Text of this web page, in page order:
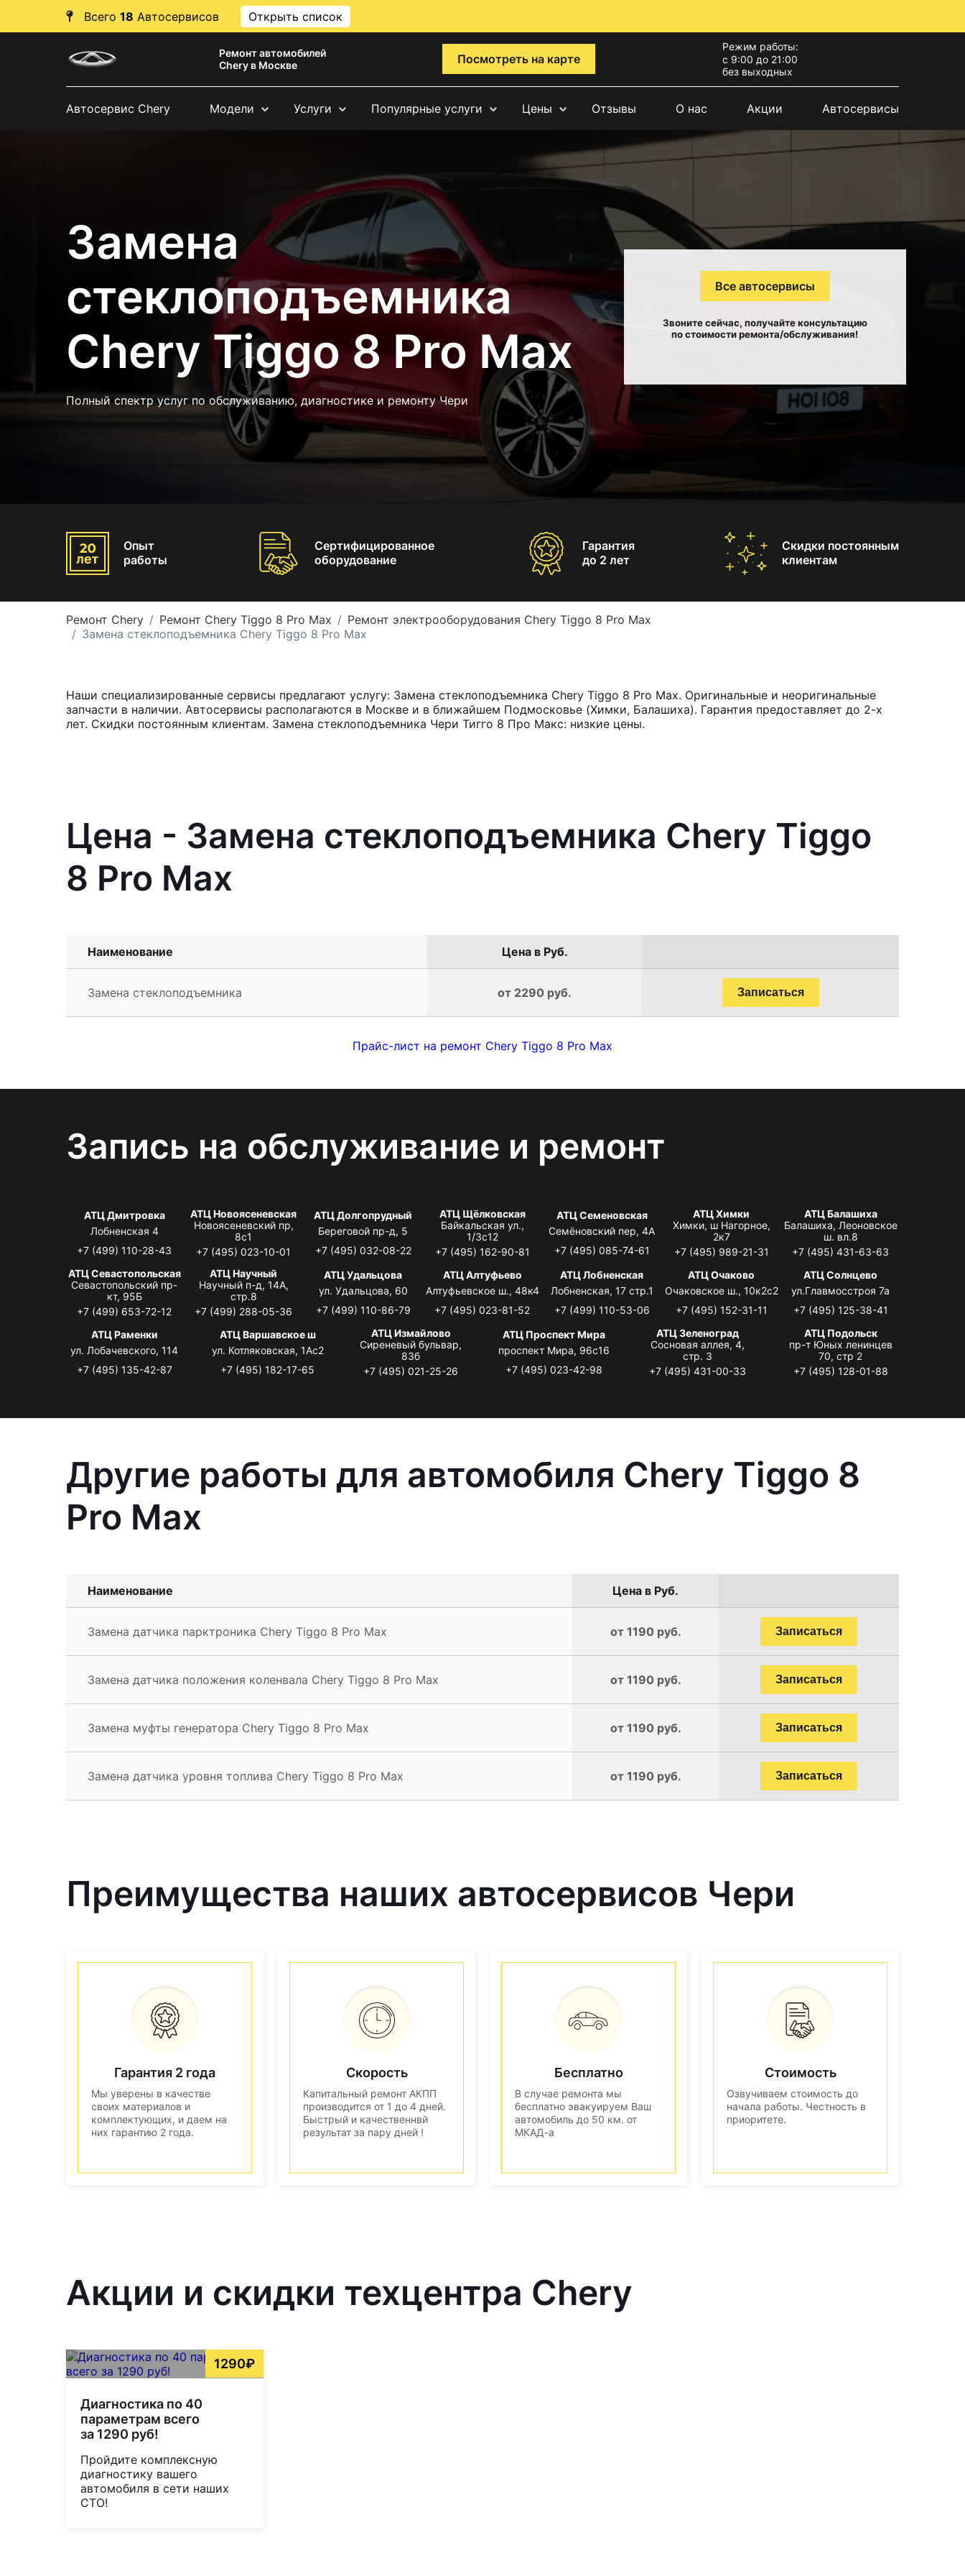
Всего 18 Автосервисов Открыть список
Ремонт автомобилей
Chery в Москве
Посмотреть на карте
Режим работы:
с 9:00 до 21:00
без выходных
Автосервис Chery Модели Услуги Популярные услуги Цены Отзывы О нас Акции Автосервисы
Замена
стеклоподъемника
Chery Tiggo 8 Pro Max
Полный спектр услуг по обслуживанию, диагностике и ремонту Чери
Все автосервисы
Звоните сейчас, получайте консультацию
по стоимости ремонта/обслуживания!
Опыт
работы
Сертифицированное
оборудование
Гарантия
до 2 лет
Скидки постоянным
клиентам
Ремонт Chery Ремонт Chery Tiggo 8 Pro Max
Ремонт электрооборудования Chery Tiggo 8 Pro Max
Замена стеклоподъемника Chery Tiggo 8 Pro Max
Наши специализированные сервисы предлагают услугу: Замена стеклоподъемника Chery Tiggo 8 Pro Max. Оригинальные и неоригинальные
запчасти в наличии. Автосервисы располагаются в Москве и в ближайшем Подмосковье (Химки, Балашиха). Гарантия предоставляет до 2-х
лет. Скидки постоянным клиентам. Замена стеклоподъемника Чери Тигго 8 Про Макс: низкие цены.
Цена - Замена стеклоподъемника Chery Tiggo
8 Pro Max
Наименование Цена в Руб.
Замена стеклоподъемника от 2290 руб. Записаться
Прайс-лист на ремонт Chery Tiggo 8 Pro Max
Запись на обслуживание и ремонт
АТЦ Дмитровка
Лобненская 4
+7 (499) 110-28-43
АТЦ Новоясеневская
Новоясеневский пр,
8с1
+7 (495) 023-10-01
АТЦ Долгопрудный
Береговой пр-д, 5
+7 (495) 032-08-22
АТЦ Щёлковская
Байкальская ул.,
1/3с12
+7 (495) 162-90-81
АТЦ Семеновская
Семёновский пер, 4А
+7 (495) 085-74-61
АТЦ Химки
Химки, ш Нагорное,
2к7
+7 (495) 989-21-31
АТЦ Балашиха
Балашиха, Леоновское
ш. вл.8
+7 (495) 431-63-63
АТЦ Севастопольская
Севастопольский пр-
кт, 95Б
+7 (499) 653-72-12
АТЦ Научный
Научный п-д, 14А,
стр.8
+7 (499) 288-05-36
АТЦ Удальцова
ул. Удальцова, 60
+7 (499) 110-86-79
АТЦ Алтуфьево
Алтуфьевское ш., 48к4
+7 (495) 023-81-52
АТЦ Лобненская
Лобненская, 17 стр.1
+7 (499) 110-53-06
АТЦ Очаково
Очаковское ш., 10к2с2
+7 (495) 152-31-11
АТЦ Солнцево
ул.Главмосстроя 7а
+7 (495) 125-38-41
АТЦ Раменки
ул. Лобачевского, 114
+7 (495) 135-42-87
АТЦ Варшавское ш
ул. Котляковская, 1Ас2
+7 (495) 182-17-65
АТЦ Измайлово
Сиреневый бульвар,
83б
+7 (495) 021-25-26
АТЦ Проспект Мира
проспект Мира, 96с16
+7 (495) 023-42-98
АТЦ Зеленоград
Сосновая аллея, 4,
стр. 3
+7 (495) 431-00-33
АТЦ Подольск
пр-т Юных ленинцев
70, стр 2
+7 (495) 128-01-88
Другие работы для автомобиля Chery Tiggo 8
Pro Max
Наименование Цена в Руб.
Замена датчика парктроника Chery Tiggo 8 Pro Max от 1190 руб. Записаться
Замена датчика положения коленвала Chery Tiggo 8 Pro Max от 1190 руб. Записаться
Замена муфты генератора Chery Tiggo 8 Pro Max от 1190 руб. Записаться
Замена датчика уровня топлива Chery Tiggo 8 Pro Max от 1190 руб. Записаться
Преимущества наших автосервисов Чери
Гарантия 2 года
Мы уверены в качестве
своих материалов и
комплектующих, и даем на
них гарантию 2 года.
Скорость
Капитальный ремонт АКПП
производится от 1 до 4 дней.
Быстрый и качественнвй
результат за пару дней !
Бесплатно
В случае ремонта мы
бесплатно эвакуируем Ваш
автомобиль до 50 км. от
МКАД-а
Стоимость
Озвучиваем стоимость до
начала работы. Честность в
приоритете.
Акции и скидки техцентра Chery
1290₽
Диагностика по 40
параметрам всего
за 1290 руб!
Пройдите комплексную
диагностику вашего
автомобиля в сети наших
СТО!